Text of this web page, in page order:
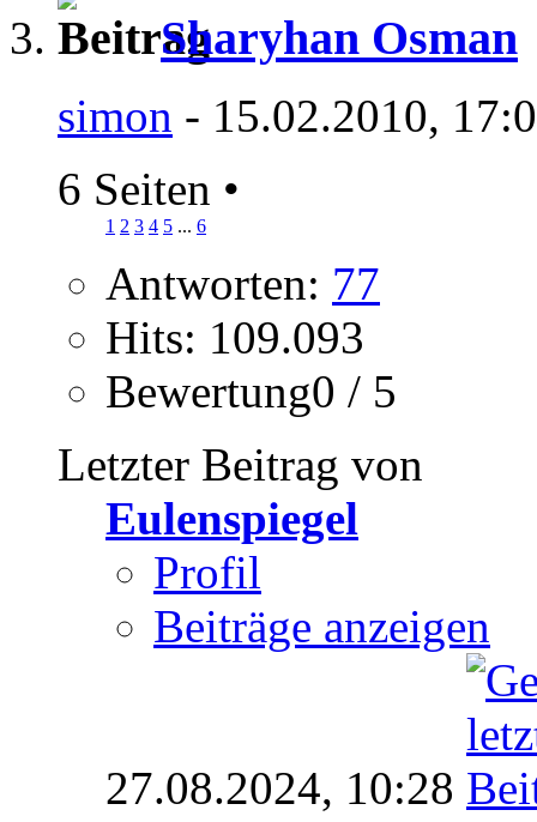
Sharyhan Osman
simon - 15.02.2010,
6 Seiten •
1 2 3 4 5 ... 6
Antworten: 77
Hits: 109.093
Bewertung0 / 5
Letzter Beitrag von
Eulenspiegel
Profil
Beiträge anzeigen
27.08.2024, 10:28